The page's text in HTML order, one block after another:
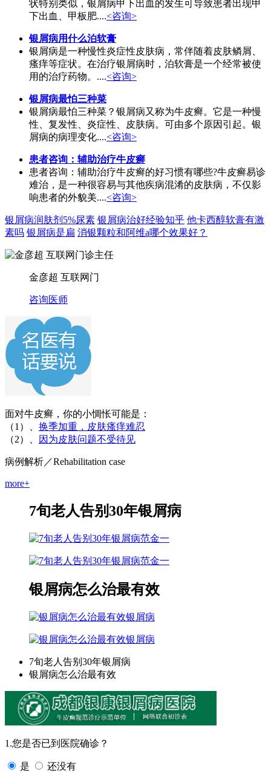
状特别类似，银屑病甲下出血的发生可导致患者出现甲
下出血、甲板肥....<咨询>
银屑病用什么泊软膏
银屑病是一种慢性炎症性皮肤病，常伴随着皮肤鳞屑、
瘙痒等症状。在治疗银屑病时，泊软膏是一个经常被使
用的治疗药物。....<咨询>
银屑病最怕三种菜
银屑病最怕三种菜？银屑病又称为牛皮癣。它是一种慢
性、复发性、炎症性、皮肤病。可由多个原因引起。银
屑病的病理变化....<咨询>
患者咨询：辅助治疗牛皮癣
患者咨询：辅助治疗牛皮癣的好习惯有哪些?牛皮癣易诊
难治，是一种很容易与其他疾病混淆的皮肤病，不仅影
响患者的外貌美....<咨询>
银屑病润肤剂5%尿素 银屑病治好经验知乎 他卡西醇软膏有激
素吗 银屑病是扁 消银颗粒和阿维a哪个效果好？
金彦超 互联网门
咨询医师
面对牛皮癣，你的小惆怅可能是：
（1）、 换季加重，皮肤瘙痒难忍
（2）、
因为皮肤问题不受待见
病例解析／Rehabilitation case
more+
7旬老人告别30年银屑病
范金一
范金一
银屑病怎么治最有效
银屑病
银屑病
7旬老人告别30年银屑病
银屑病怎么治最有效
1.您是否已到医院确诊？
是 还没有